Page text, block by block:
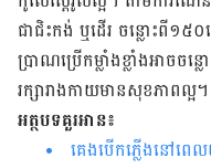
ជាជិះកង់ ឬដើរ​ ​ចន្លោះ​ពី​១
ប្រាណ​ប្រើ​កម្លាំង​ខ្លាំង​អាច​
រក្សា​រាង​កាយ​មាន​សុខ​ភាព​ល្អ​​​​។
អត្ថបទគួរអាន៖
គេងបើកភ្លើងនៅព